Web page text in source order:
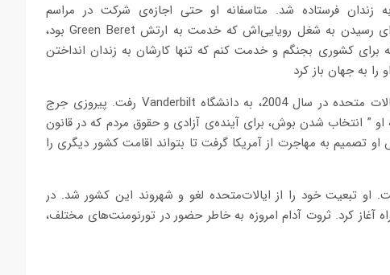
زندان فرستاده شد. متاسفانه او حتی اجازه‌ی شرکت در مراسم
فارغ‌التحصیلی پسرش را نداشت. پس از این وقایع، آدام برای رسیدن به شغل رویایی‌اش که خدمت به ارتش Green Beret بود،
برای کشوری بجنگم و خدمت کنم که تنها کارشان به زندان انداختن
به جهان باز کرد
بعد از دبیرستان، او هم‌زمان با انتخابات ریاست جمهوری ایالات متحده در سال 2004، به دانشگاه Vanderbilt رفت. پیروزی جرج
او ” انتخاب شدن بوش، برای آینده‌ی آزادی و حقوق مردم که در قانون
تصمیم به مهاجرت از آمریکا گرفت تا بتواند اقامت کشور دیگری را
او تبعیت خود را از ایالات‌متحده لغو و شهروند این کشور شد. در
کرد. ثروت آدام امروزه به خاطر حضور در تورنومنت‌های مختلف،